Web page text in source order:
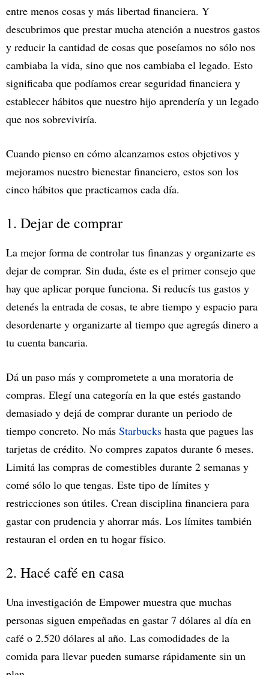
entre menos cosas y más libertad financiera. Y
descubrimos que prestar mucha atención a nuestros gastos
y reducir la cantidad de cosas que poseíamos no sólo nos
cambiaba la vida, sino que nos cambiaba el legado. Esto
significaba que podíamos crear seguridad financiera y
establecer hábitos que nuestro hijo aprendería y un legado
que nos sobreviviría.
Cuando pienso en cómo alcanzamos estos objetivos y
mejoramos nuestro bienestar financiero, estos son los
cinco hábitos que practicamos cada día.
1. Dejar de comprar
La mejor forma de controlar tus finanzas y organizarte es
dejar de comprar. Sin duda, éste es el primer consejo que
hay que aplicar porque funciona. Si reducís tus gastos y
detenés la entrada de cosas, te abre tiempo y espacio para
desordenarte y organizarte al tiempo que agregás dinero a
tu cuenta bancaria.
Dá un paso más y comprometete a una moratoria de
compras. Elegí una categoría en la que estés gastando
demasiado y dejá de comprar durante un periodo de
tiempo concreto. No más Starbucks hasta que pagues las
tarjetas de crédito. No compres zapatos durante 6 meses.
Limitá las compras de comestibles durante 2 semanas y
comé sólo lo que tengas. Este tipo de límites y
restricciones son útiles. Crean disciplina financiera para
gastar con prudencia y ahorrar más. Los límites también
restauran el orden en tu hogar físico.
2. Hacé café en casa
Una investigación de Empower muestra que muchas
personas siguen empeñadas en gastar 7 dólares al día en
café o 2.520 dólares al año. Las comodidades de la
comida para llevar pueden sumarse rápidamente sin un